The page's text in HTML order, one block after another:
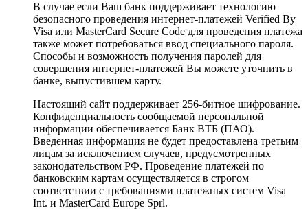
В случае если Ваш банк поддерживает технологию
безопасного проведения интернет-платежей Verified By
Visa или MasterCard Secure Code для проведения платежа
также может потребоваться ввод специального пароля.
Способы и возможность получения паролей для
совершения интернет-платежей Вы можете уточнить в
банке, выпустившем карту.
Настоящий сайт поддерживает 256-битное шифрование.
Конфиденциальность сообщаемой персональной
информации обеспечивается Банк ВТБ (ПАО).
Введенная информация не будет предоставлена третьим
лицам за исключением случаев, предусмотренных
законодательством РФ. Проведение платежей по
банковским картам осуществляется в строгом
соответствии с требованиями платежных систем Visa
Int. и MasterCard Europe Sprl.